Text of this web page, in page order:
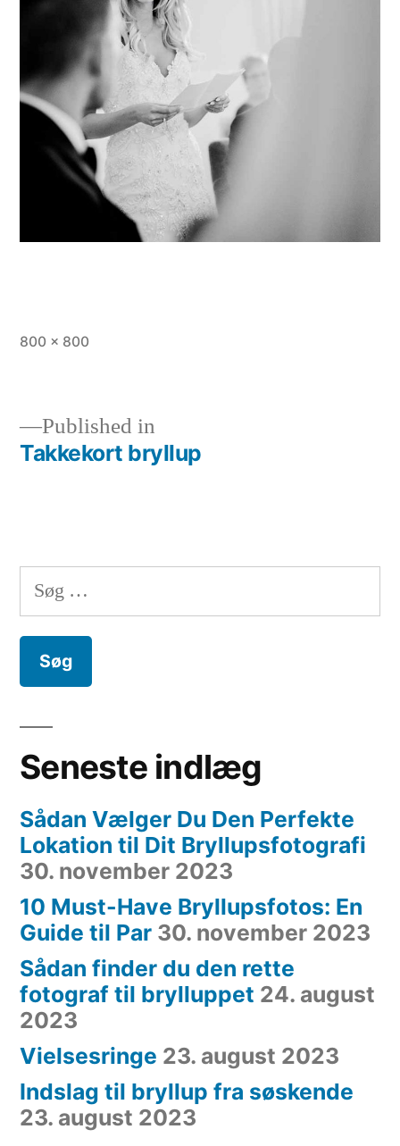
Full
800 × 800
Indlægsnavigation
Published in
Takkekort bryllup
Søg
efter:
Seneste indlæg
Sådan Vælger Du Den Perfekte
Lokation til Dit Bryllupsfotografi
30. november 2023
10 Must-Have Bryllupsfotos: En
Guide til Par 30. november 2023
Sådan finder du den rette
fotograf til brylluppet 24. august
2023
Vielsesringe 23. august 2023
Indslag til bryllup fra søskende
23. august 2023